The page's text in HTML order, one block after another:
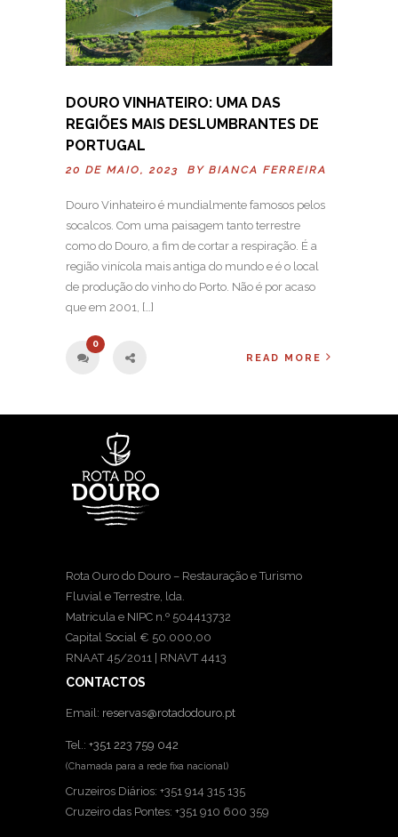
DOURO VINHATEIRO: UMA DAS
REGIÕES MAIS DESLUMBRANTES DE
PORTUGAL
20 DE MAIO, 2023 BY BIANCA FERREIRA
Douro Vinhateiro é mundialmente famosos pelos
socalcos. Com uma paisagem tanto terrestre
como do Douro, a fim de cortar a respiração. É a
região vinícola mais antiga do mundo e é o local
de produção do vinho do Porto. Não é por acaso
que em 2001, […]
0
READ MORE
Rota Ouro do Douro – Restauração e Turismo
Fluvial e Terrestre, lda.
Matricula e NIPC n.º 504413732
Capital Social € 50.000,00
RNAAT 45/2011 | RNAVT 4413
CONTACTOS
Email: reservas@rotadodouro.pt
Tel.: +351 223 759 042
(Chamada para a rede fixa nacional)
Cruzeiros Diários: +351 914 315 135
Cruzeiro das Pontes: +351 910 600 359